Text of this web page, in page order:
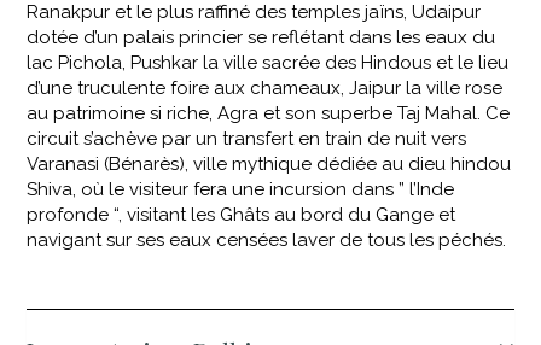
Ranakpur et le plus raffiné des temples jaïns, Udaipur
dotée d’un palais princier se reflétant dans les eaux du
lac Pichola, Pushkar la ville sacrée des Hindous et le lieu
d’une truculente foire aux chameaux, Jaipur la ville rose
au patrimoine si riche, Agra et son superbe Taj Mahal. Ce
circuit s’achève par un transfert en train de nuit vers
Varanasi (Bénarès), ville mythique dédiée au dieu hindou
Shiva, où le visiteur fera une incursion dans ” l’Inde
profonde “, visitant les Ghâts au bord du Gange et
navigant sur ses eaux censées laver de tous les péchés.